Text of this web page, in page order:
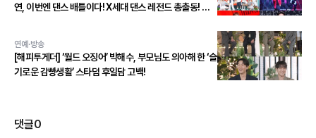
연, 이번엔 댄스 배틀이다! X세대 댄스 레전드 총출동! 댄
연예·방송
[해피투게더] ‘월드 오징어’ 박해수, 부모님도 의아해 한 ‘슬
기로운 감빵생활’ 스타덤 후일담 고백!
댓글0